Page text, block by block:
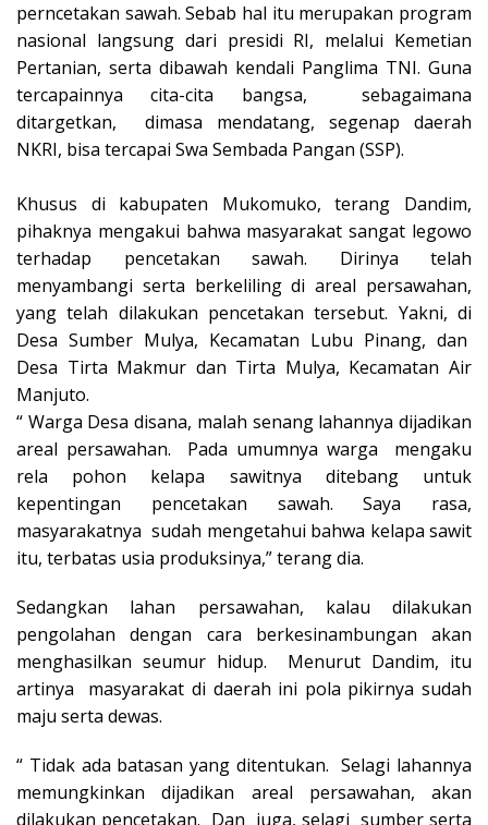
perncetakan sawah. Sebab hal itu merupakan program
nasional langsung dari presidi RI, melalui Kemetian
Pertanian, serta dibawah kendali Panglima TNI. Guna
tercapainnya cita-cita bangsa, sebagaimana
ditargetkan, dimasa mendatang, segenap daerah
NKRI, bisa tercapai Swa Sembada Pangan (SSP).
Khusus di kabupaten Mukomuko, terang Dandim,
pihaknya mengakui bahwa masyarakat sangat legowo
terhadap pencetakan sawah. Dirinya telah
menyambangi serta berkeliling di areal persawahan,
yang telah dilakukan pencetakan tersebut. Yakni, di
Desa Sumber Mulya, Kecamatan Lubu Pinang, dan
Desa Tirta Makmur dan Tirta Mulya, Kecamatan Air
Manjuto.
“ Warga Desa disana, malah senang lahannya dijadikan
areal persawahan. Pada umumnya warga mengaku
rela pohon kelapa sawitnya ditebang untuk
kepentingan pencetakan sawah. Saya rasa,
masyarakatnya sudah mengetahui bahwa kelapa sawit
itu, terbatas usia produksinya,” terang dia.
Sedangkan lahan persawahan, kalau dilakukan
pengolahan dengan cara berkesinambungan akan
menghasilkan seumur hidup. Menurut Dandim, itu
artinya masyarakat di daerah ini pola pikirnya sudah
maju serta dewas.
“ Tidak ada batasan yang ditentukan. Selagi lahannya
memungkinkan dijadikan areal persawahan, akan
dilakukan pencetakan. Dan juga, selagi sumber serta